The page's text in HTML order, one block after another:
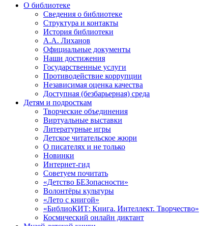
О библиотеке
Сведения о библиотеке
Структура и контакты
История библиотеки
А.А. Лиханов
Официальные документы
Наши достижения
Государственные услуги
Противодействие коррупции
Независимая оценка качества
Доступная (безбарьерная) среда
Детям и подросткам
Творческие объединения
Виртуальные выставки
Литературные игры
Детское читательское жюри
О писателях и не только
Новинки
Интернет-гид
Советуем почитать
«Детство БЕЗопасности»
Волонтёры культуры
«Лето с книгой»
«БиблиоКИТ: Книга. Интеллект. Творчество»
Космический онлайн диктант